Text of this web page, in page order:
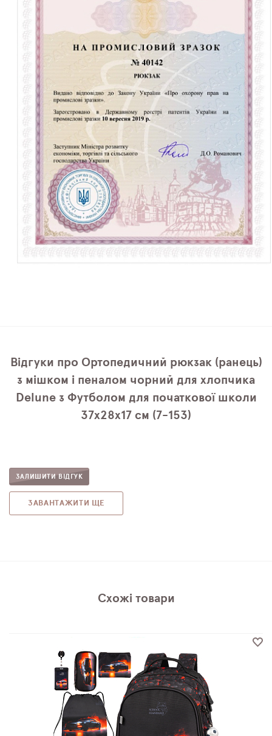
Відгуки про Ортопедичний рюкзак (ранець)
з мішком і пеналом чорний для хлопчика
Delune з Футболом для початкової школи
37х28х17 см (7-153)
ЗАЛИШИТИ ВІДГУК
ЗАВАНТАЖИТИ ЩЕ
Схожі товари